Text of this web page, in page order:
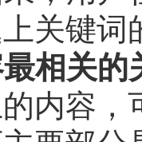
关键词
相关的
内容